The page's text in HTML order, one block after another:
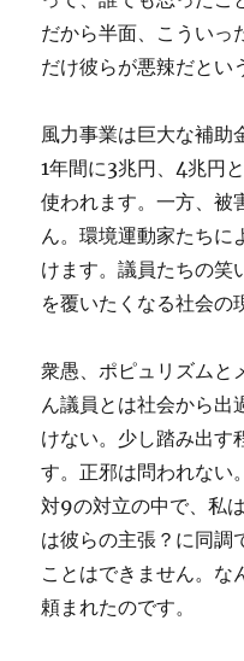
だから半面、こういっ
だけ彼らが悪辣だとい
風力事業は巨大な補助
1年間に3兆円、4兆円
使われます。一方、被
ん。環境運動家たちに
けます。議員たちの笑
を覆いたくなる社会の
衆愚、ポピュリズムと
ん議員とは社会から出
けない。少し踏み出す
す。正邪は問われない
対9の対立の中で、私
は彼らの主張？に同調
ことはできません。な
頼まれたのです。